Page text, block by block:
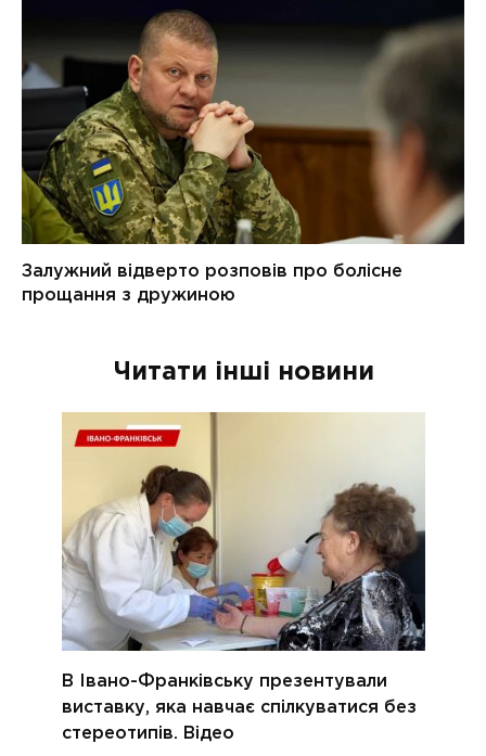
Читати інші новини
В Івано-Франківську презентували
виставку, яка навчає спілкуватися без
стереотипів. Відео